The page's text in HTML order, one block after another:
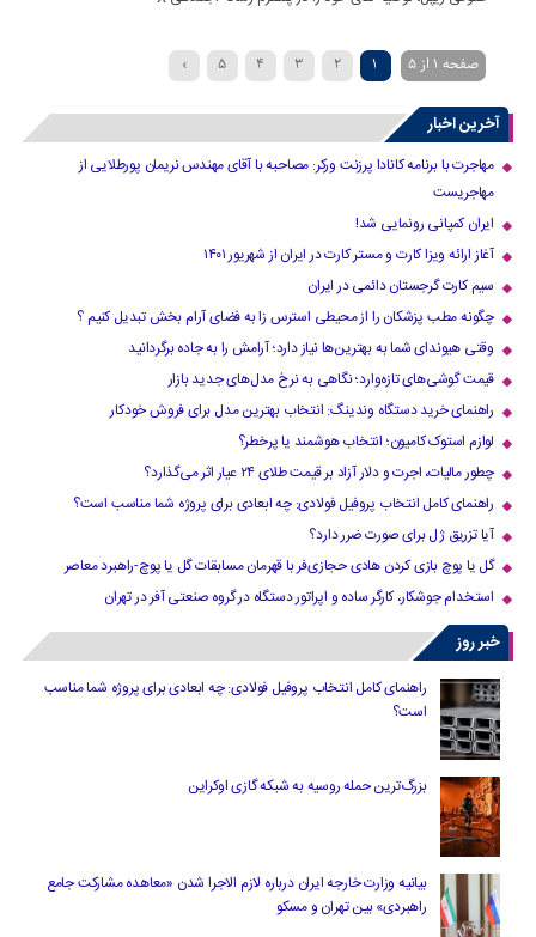
صفحه 1 از 5 1
2
3
4
5
›
آخرین اخبار
مهاجرت با برنامه کانادا پرزنت ورکر: مصاحبه با آقای مهندس نریمان پورطلایی از
مهاجریست
ایران کمپانی رونمایی شد!
آغاز ارائه ویزا کارت و مستر کارت در ایران از شهریور ۱۴۰۱
سیم کارت گرجستان دائمی در ایران
چگونه مطب پزشکان را از محیطی استرس زا به فضای آرام بخش تبدیل کنیم ؟
وقتی هیوندای شما به بهترین‌ها نیاز دارد؛ آرامش را به جاده برگردانید
قیمت گوشی‌های تازه‌وارد؛ نگاهی به نرخ مدل‌های جدید بازار
راهنمای خرید دستگاه وندینگ: انتخاب بهترین مدل برای فروش خودکار
لوازم استوک کامیون؛ انتخاب هوشمند یا پرخطر؟
چطور مالیات، اجرت و دلار آزاد بر قیمت طلای ۲۴ عیار اثر می‌گذارد؟
راهنمای کامل انتخاب پروفیل فولادی: چه ابعادی برای پروژه شما مناسب است؟
آیا تزریق ژل برای صورت ضرر دارد​؟
گل یا پوچ بازی کردن هادی حجازی‌فر با قهرمان مسابقات گل یا پوچ-راهبرد معاصر
استخدام جوشکار، کارگر ساده و اپراتور دستگاه در گروه صنعتی آفر در تهران
خبر روز
راهنمای کامل انتخاب پروفیل فولادی: چه ابعادی برای پروژه شما مناسب
است؟
بزرگ‌ترین حمله روسیه به شبکه گازی اوکراین
بیانیه وزارت خارجه ایران درباره لازم‌ الاجرا شدن «معاهده مشارکت جامع
راهبردی» بین تهران و مسکو